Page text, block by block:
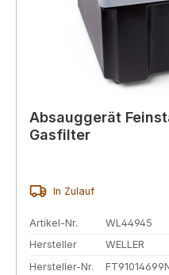
Absauggerät
Gasfilter
In Zulauf
Artikel-Nr.
WL44945
Hersteller
WELLER
Hersteller-Nr.